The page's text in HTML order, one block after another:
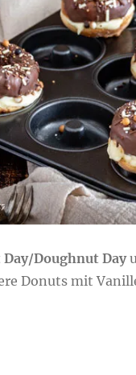
Doughnut Day
Donuts mit